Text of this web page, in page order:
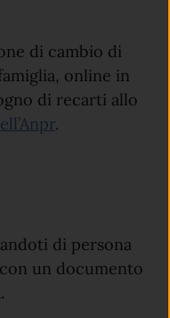
di cambio di
online in
di recarti allo
.
di persona
un documento